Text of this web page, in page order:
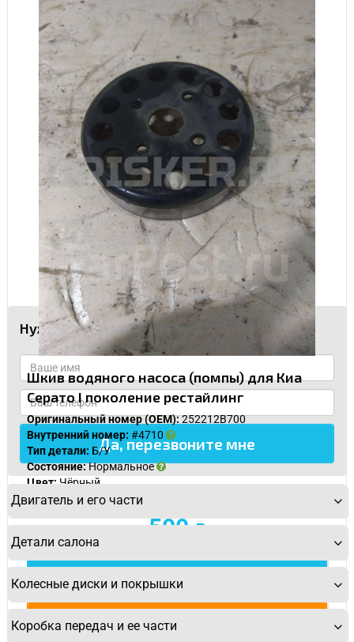
Шкив водяного насоса (помпы) для Киа
Серато I поколение рестайлинг
Оригинальный номер (OEM):252212B700
Внутренний номер: #4710
Тип детали: Б/У
Состояние:Нормальное
Цвет:Чёрный
Наличие:
В наличии
500
Подробнее
Купить
Нужны запчасти для Kia Cerato?
Двигатель и его части
Детали салона
Колесные диски и покрышки
Коробка передач и ее части